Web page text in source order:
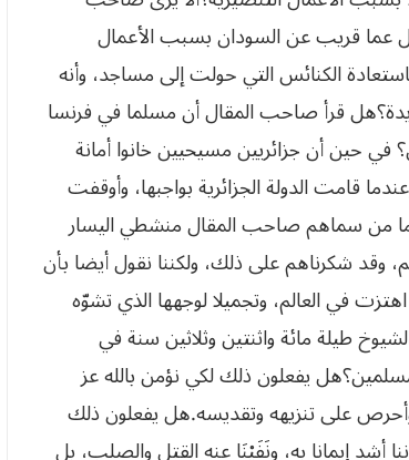
‬كنائس‮ ‬فيما‮ ‬سينشأ‮ ‬في‮ ‬الجزائر‮ ‬من‮ ‬مدن‮ ‬جديدة؟هل قرأ صاحب المقال أن مسلما في فرنسا
في حين أن جزائريين مسيحيين خانوا أمانة
قامت الدولة الجزائرية بواجبها، وأوقفت
الفتانين علت أصوات‮ ‬مسيحية‮ ‬منددة‮ ‬ومستنكرة‮..‬وأما من سماهم صاحب المقال منشطي اليسار
وقد شكرناهم على ذلك، ولكننا نقول أيضا بأن
في العالم، وتجميلا لوجهها الذي تشوّه
‬وجل؟‮ ‬إنهم‮ ‬يعلمون‮ ‬أننا‮ ‬أعمق‮ ‬وأصدق‮ ‬إيمانا‮ ‬بالله‮ ‬عز‮ ‬وجل،‮ ‬وأحرص‮ ‬على‮ ‬تنزيهه‮ ‬وتقديسه‮.‬هل يفعلون ذلك
أشد إيمانا به، ونَفَيْنَا عنه القتل والصلب، بل